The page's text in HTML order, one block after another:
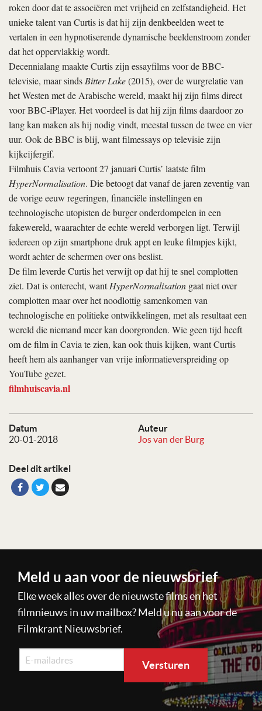
Datum
20-01-2018
Auteur
Jos van der Burg
Deel dit artikel
roken door dat te associëren met vrijheid en zelfstandigheid. Het
unieke talent van Curtis is dat hij zijn denkbeelden weet te
vertalen in een hypnotiserende dynamische beeldenstroom zonder
dat het oppervlakkig wordt.
Decennialang maakte Curtis zijn essayfilms voor de BBC-
televisie, maar sindsBitter Lake(2015), over de wurgrelatie van
het Westen met de Arabische wereld, maakt hij zijn films direct
voor BBC-iPlayer. Het voordeel is dat hij zijn films daardoor zo
lang kan maken als hij nodig vindt, meestal tussen de twee en vier
uur. Ook de BBC is blij, want filmessays op televisie zijn
kijkcijfergif.
Filmhuis Cavia vertoont 27 januari Curtis’ laatste film
HyperNormalisation. Die betoogt dat vanaf de jaren zeventig van
de vorige eeuw regeringen, financiële instellingen en
technologische utopisten de burger onderdom­pelen in een
fakewereld, waar­achter de echte wereld verborgen ligt. Terwijl
iedereen op zijn smart­phone druk appt en leuke filmpjes kijkt,
wordt achter de schermen over ons beslist.
De film leverde Curtis het verwijt op dat hij te snel complotten
ziet. Dat is onterecht, wantHyperNormalisation gaat niet over
complotten maar over het noodlottig samenkomen van
technologische en politieke ontwikkelingen, met als resultaat een
wereld die niemand meer kan doorgronden. Wie geen tijd heeft
om de film in Cavia te zien, kan ook thuis kijken, want Curtis
heeft hem als aanhanger van vrije informatieverspreiding op
YouTube gezet.
filmhuiscavia.nl
Meld u aan voor de nieuwsbrief
Elke week alles over de nieuwste films en het
filmnieuws in uw mailbox? Meld u nu aan voor de
Filmkrant Nieuwsbrief.